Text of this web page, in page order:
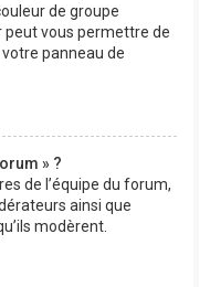
de groupe
peut vous permettre de
panneau de
» ?
de l’équipe du forum,
ainsi que
modèrent.